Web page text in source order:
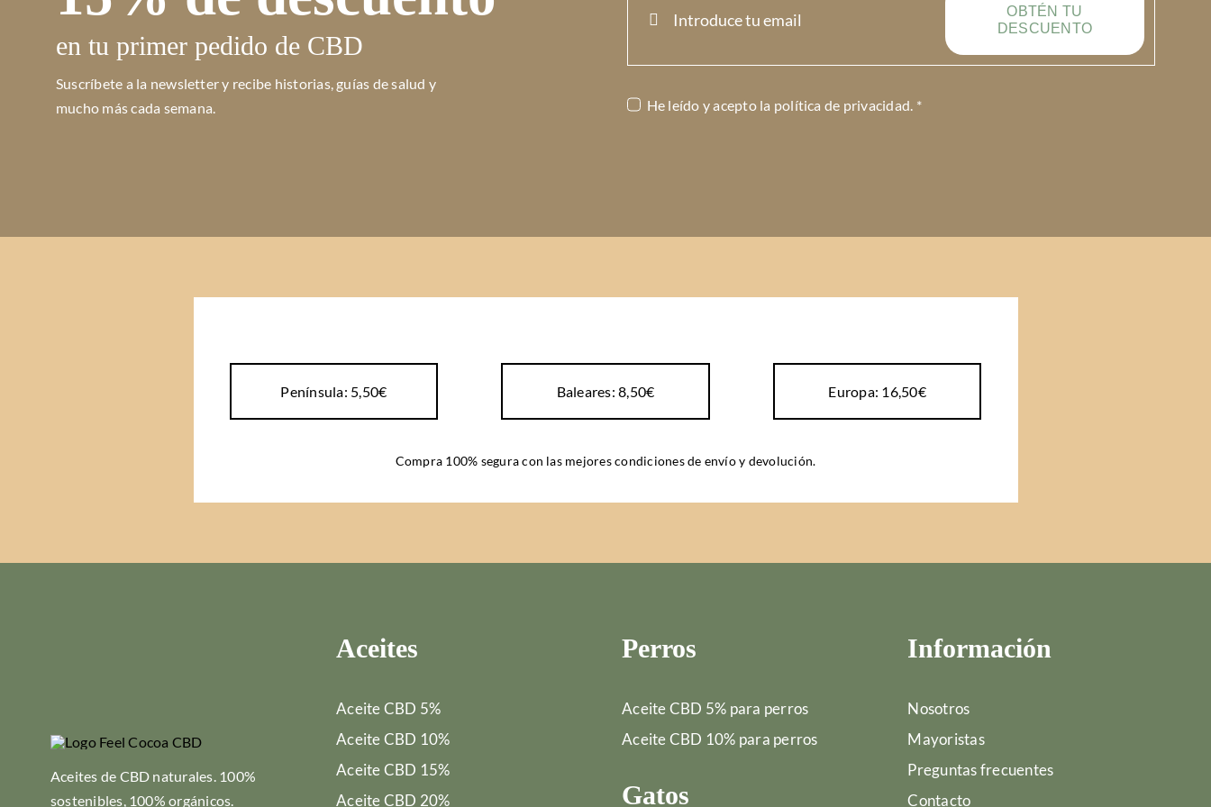
en tu primer pedido de CBD
Suscríbete a la newsletter y recibe historias, guías de salud y
mucho más cada semana.
OBTÉN TU
DESCUENTO
He leído y acepto la política de privacidad . *
Península: 5,50€ Baleares: 8,50€ Europa: 16,50€
Compra 100% segura con las mejorescondiciones de envío y devolución.
Aceites de CBD naturales. 100%
sostenibles, 100% orgánicos.
Aceites
Aceite CBD 5%
Aceite CBD 10%
Aceite CBD 15%
Aceite CBD 20%
Perros
Aceite CBD 5% para perros
Aceite CBD 10% para perros
Gatos
Información
Nosotros
Mayoristas
Preguntas frecuentes
Contacto